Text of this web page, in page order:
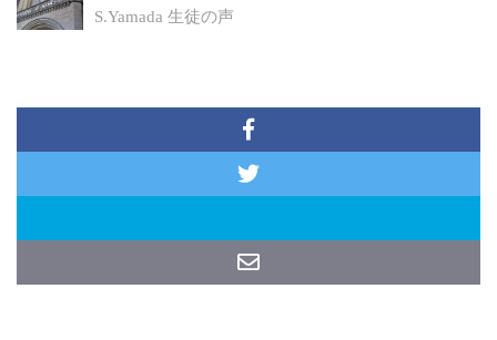
S.Yamada 生徒の声